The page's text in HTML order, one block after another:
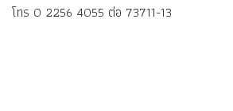
โทร 0 2256 4055 ต่อ 73711-13